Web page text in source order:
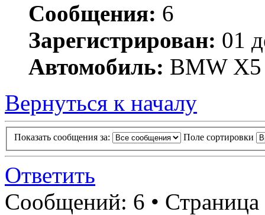
Сообщения: 6
Зарегистрирован: 01
Автомобиль: BMW X5
Вернуться к началу
Показать сообщения за: Поле сортировки
Ответить
Сообщений: 6 • Страница